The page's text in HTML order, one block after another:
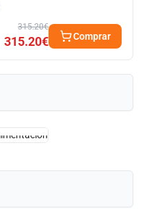
315.20€
315.20€ Comprar